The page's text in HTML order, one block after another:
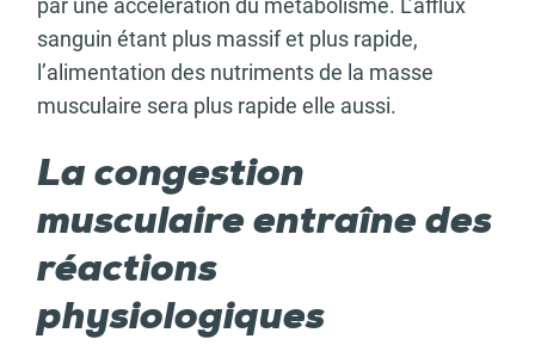
par une accélération du métabolisme. L’afflux
sanguin étant plus massif et plus rapide,
l’alimentation des nutriments de la masse
musculaire sera plus rapide elle aussi.
La congestion
musculaire entraîne des
réactions
physiologiques